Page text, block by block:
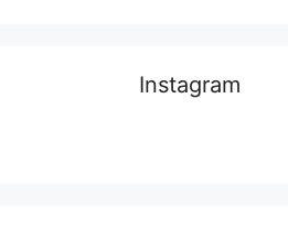
Instagram